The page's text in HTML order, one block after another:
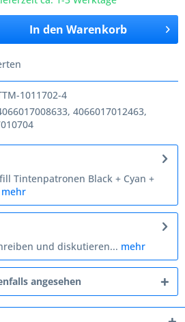
In den Warenkorb
1011702-4
4066017012463,
Tintenpatronen Black + Cyan +
mehr
und diskutieren... mehr
angesehen